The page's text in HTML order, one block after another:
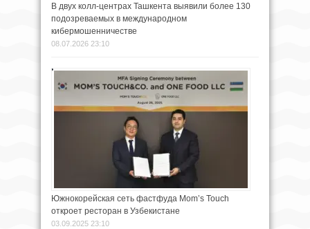
В двух колл-центрах Ташкента выявили более 130
подозреваемых в международном
кибермошенничестве
08.07.2026 23:10
Южнокорейская сеть фастфуда Mom’s Touch
откроет ресторан в Узбекистане
03.09.2025 23:10